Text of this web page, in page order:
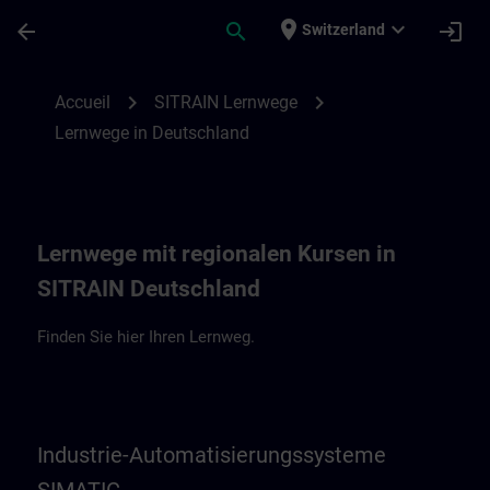
arrow_back search place Switzerland expand_more login
Accueil chevron_right SITRAIN Lernwege chevron_right
Lernwege in Deutschland
Lernwege mit regionalen Kursen in
SITRAIN Deutschland
Finden Sie hier Ihren Lernweg.
Industrie-Automatisierungssysteme